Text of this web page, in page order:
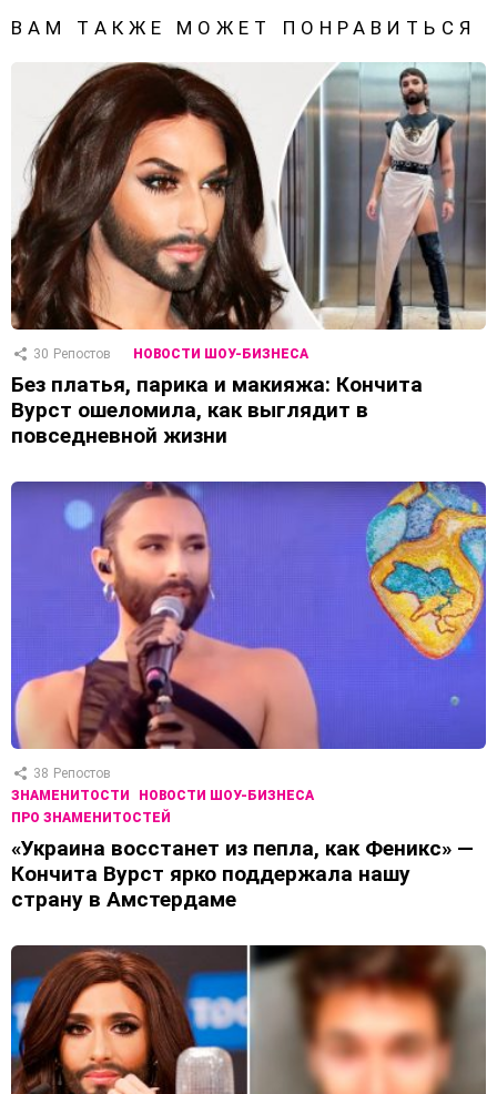
ВАМ ТАКЖЕ МОЖЕТ ПОНРАВИТЬСЯ
30 Репостов НОВОСТИ ШОУ-БИЗНЕСА
Без платья, парика и макияжа: Кончита
Вурст ошеломила, как выглядит в
повседневной жизни
38 Репостов
ЗНАМЕНИТОСТИ
НОВОСТИ ШОУ-БИЗНЕСА
ПРО ЗНАМЕНИТОСТЕЙ
«Украина восстанет из пепла, как Феникс» —
Кончита Вурст ярко поддержала нашу
страну в Амстердаме